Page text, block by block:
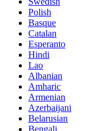
Polish
Basque
Catalan
Esperanto
Hindi
Lao
Albanian
Amharic
Armenian
Azerbaijani
Belarusian
Bengali